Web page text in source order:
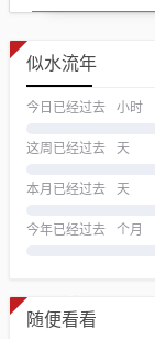
似水流年
今日已经过去 小时
这周已经过去 天
本月已经过去 天
今年已经过去 个月
随便看看